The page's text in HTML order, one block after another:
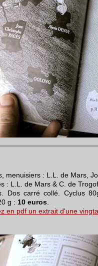
menuisiers : L.L. de Mars,
: L.L. de Mars & C. de
Dos carré collé. Cyclus
g : 10 euros
en pdf un extrait d'une